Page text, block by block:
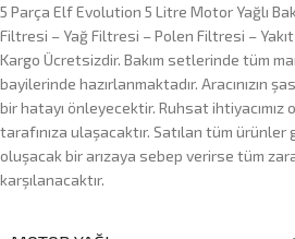
5 Parça Elf Evolution 5 Litre Motor Yağlı
Filtresi – Yağ Filtresi – Polen Filtresi –
Kargo Ücretsizdir. Bakım setlerinde tüm
bayilerinde hazırlanmaktadır. Aracınızın
bir hatayı önleyecektir. Ruhsat ihtiyacımız
tarafınıza ulaşacaktır. Satılan tüm ürünler
oluşacak bir arızaya sebep verirse tüm
karşılanacaktır.